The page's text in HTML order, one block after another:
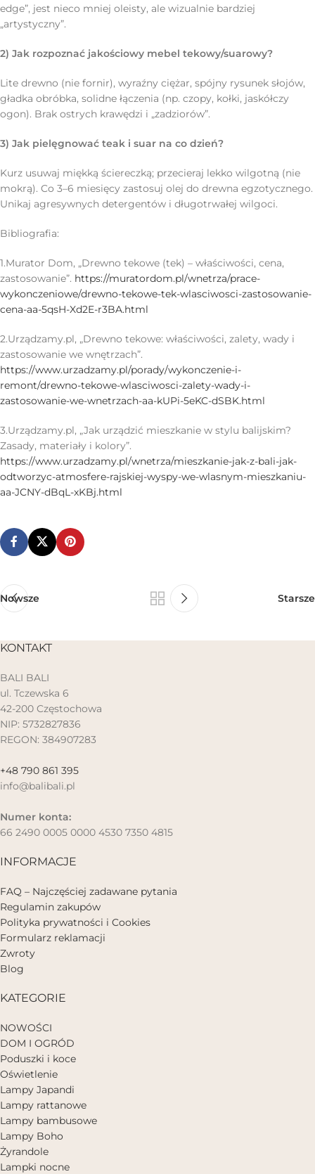
edge”, jest nieco mniej oleisty, ale wizualnie bardziej
„artystyczny”.
2) Jak rozpoznać jakościowy mebel tekowy/suarowy?
Lite drewno (nie fornir), wyraźny ciężar, spójny rysunek słojów,
gładka obróbka, solidne łączenia (np. czopy, kołki, jaskółczy
ogon). Brak ostrych krawędzi i „zadziorów”.
3) Jak pielęgnować teak i suar na co dzień?
Kurz usuwaj miękką ściereczką; przecieraj lekko wilgotną (nie
mokrą). Co 3–6 miesięcy zastosuj olej do drewna egzotycznego.
Unikaj agresywnych detergentów i długotrwałej wilgoci.
Bibliografia:
1.Murator Dom, „Drewno tekowe (tek) – właściwości, cena,
zastosowanie”. https://muratordom.pl/wnetrza/prace-
wykonczeniowe/drewno-tekowe-tek-wlasciwosci-zastosowanie-
cena-aa-5qsH-Xd2E-r3BA.html
2.Urządzamy.pl, „Drewno tekowe: właściwości, zalety, wady i
zastosowanie we wnętrzach”.
https://www.urzadzamy.pl/porady/wykonczenie-i-
remont/drewno-tekowe-wlasciwosci-zalety-wady-i-
zastosowanie-we-wnetrzach-aa-kUPi-5eKC-dSBK.html
3.Urządzamy.pl, „Jak urządzić mieszkanie w stylu balijskim?
Zasady, materiały i kolory”.
https://www.urzadzamy.pl/wnetrza/mieszkanie-jak-z-bali-jak-
odtworzyc-atmosfere-rajskiej-wyspy-we-wlasnym-mieszkaniu-
aa-JCNY-dBqL-xKBj.html
Nowsze Starsze
KONTAKT
BALI BALI
ul. Tczewska 6
42-200 Częstochowa
NIP: 5732827836
REGON: 384907283
+48 790 861 395
info@balibali.pl
Numer konta:
66 2490 0005 0000 4530 7350 4815
INFORMACJE
FAQ – Najczęściej zadawane pytania
Regulamin zakupów
Polityka prywatności i Cookies
Formularz reklamacji
Zwroty
Blog
KATEGORIE
NOWOŚCI
DOM I OGRÓD
Poduszki i koce
Oświetlenie
Lampy Japandi
Lampy rattanowe
Lampy bambusowe
Lampy Boho
Żyrandole
Lampki nocne